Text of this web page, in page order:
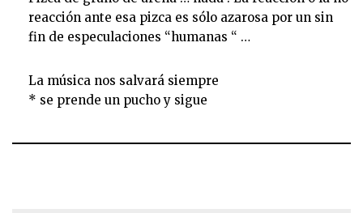
reacción ante esa pizca es sólo azarosa por un sin
fin de especulaciones “humanas “ …
La música nos salvará siempre
* se prende un pucho y sigue